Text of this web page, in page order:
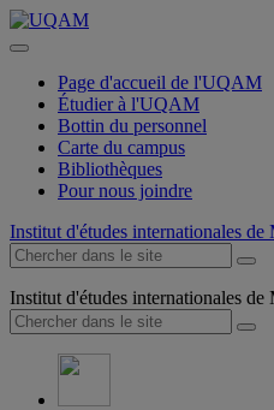
Page d'accueil de l'UQAM
Étudier à l'UQAM
Bottin du personnel
Carte du campus
Bibliothèques
Pour nous joindre
Institut d'études internationales
Institut d'études internationales